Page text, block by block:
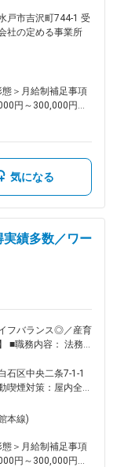
・改修工事におけ
への指示・管理 ・
ール
クワザワへ出向いた
協力業者への連絡、
移動・職方と打ち合
工事） 11:00 元請
更対応など） 12:00
帰社・書類整
の調整 16:30 所内
報告の準備） 17:30
退社（※月平均
いて
基礎資材・建築資
関東の名だたる施設
しての実力をもっ
戸市吉沢町744-1 受
社の定める事業所
＞月給制補足事項
円～300,000円固
くまでも目安の金額
給：年1回（5月）
】・35 歳（入社6
家族・住宅手当含
選考を通じて上下す
を含めた表記で
気になる
実績多数／ワー
フバランス◎／産育
社にとって不利な
や取引先とのトラ
し、現場社員へアド
社内イントラに掲載
他法律や制度の変
石区中央二条7-1-1
喫煙対策：屋内全面
本線)
＞月給制補足事項
円～300,000円＜